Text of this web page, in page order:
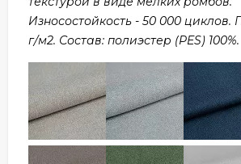
Износостойкость - 50 000 циклов.
г/м2. Состав: полиэстер (PES) 100%.